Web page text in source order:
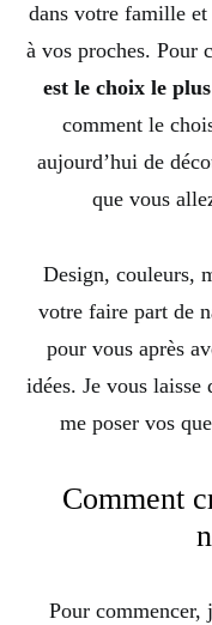
dans votre famille et
à vos proches. Pour
est le choix le
comment le
aujourd’hui de
que vous
Design, couleurs,
votre faire part de
pour vous après
idées. Je vous laisse
me poser vos
Comment
Pour commencer,